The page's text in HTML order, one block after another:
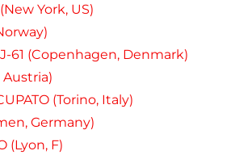
York, US)
61 (Copenhagen, Denmark)
Austria)
(Torino, Italy)
Germany)
(Lyon, F)